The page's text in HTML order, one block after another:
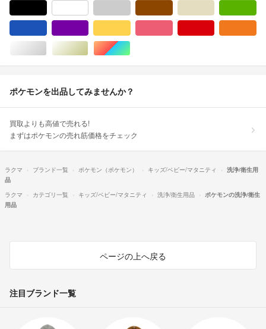
シルバー/銀色系ゴールド/金色系マルチカラー
ポケモンを出品してみませんか？
買取よりも高値で売れる!
まずはポケモンの売れ筋価格をチェック
ラクマ ブランド一覧 ポケモン（ポケモン） キッズ/ベビー/マタニティ
洗浄/衛生用
品
ラクマ
カテゴリ一覧 キッズ/ベビー/マタニティ 洗浄/衛生用品
ポケモンの洗浄/衛生
用品
ページの上へ戻る
注目ブランド一覧